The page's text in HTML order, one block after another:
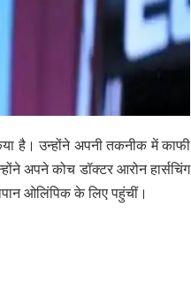
है। उन्होंने अपनी तकनीक में काफी
अपने कोच डॉक्टर आरोन हार्सचिंग
ओलिंपिक के लिए पहुंचीं।